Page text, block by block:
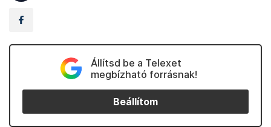
Állítsd be a Telexet
megbízható forrásnak!
Beállítom